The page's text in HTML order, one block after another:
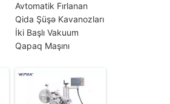
Avtomatik Fırlanan
Qida Şüşə Kavanozları
İki Başlı Vakuum
Qapaq Maşını